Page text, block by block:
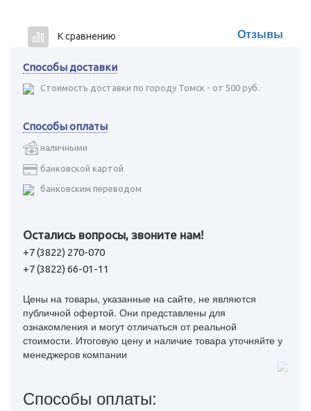
К сравнению Отзывы
Способы доставки
Стоимость доставки по городу Томск - от 500 руб.
Способы оплаты
наличными
банковской картой
банковским переводом
Остались вопросы, звоните нам!
+7 (3822) 270-070
+7 (3822) 66-01-11
Цены на товары, указанные на сайте, не являются
публичной офертой. Они представлены для
ознакомления и могут отличаться от реальной
стоимости. Итоговую цену и наличие товара уточняйте у
менеджеров компании
Способы оплаты: